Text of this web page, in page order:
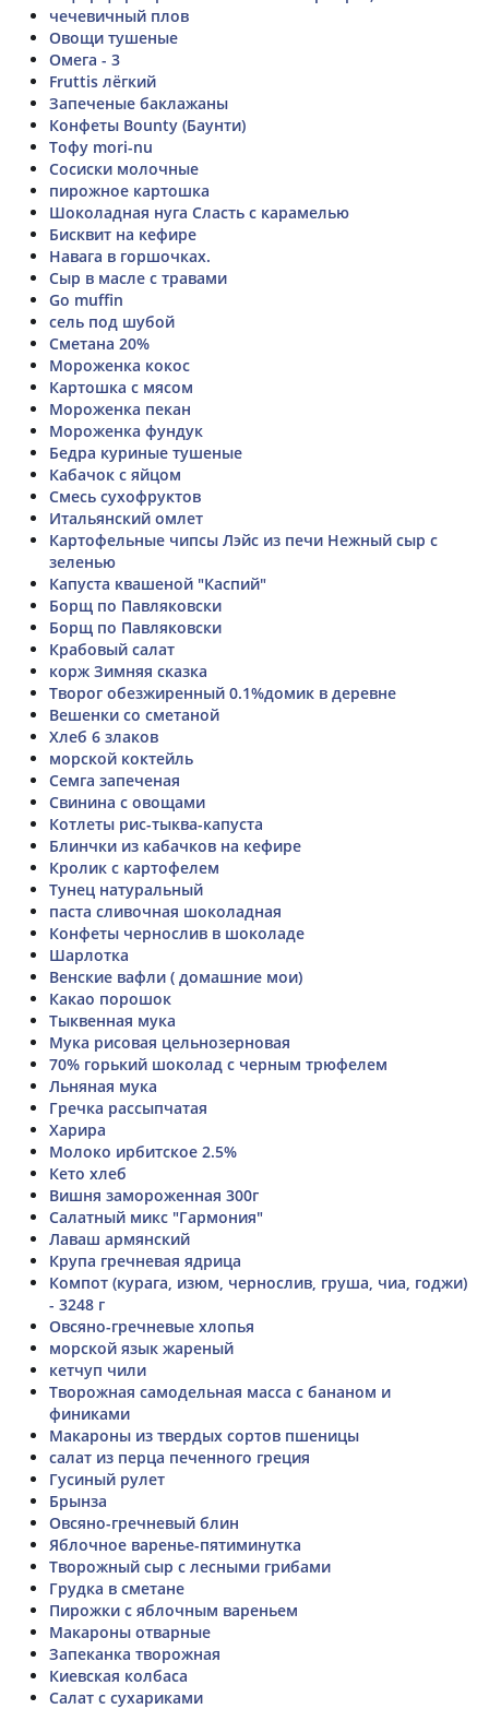
чечевичный плов
Овощи тушеные
Омега - 3
Fruttis лёгкий
Запеченые баклажаны
Конфеты Bounty (Баунти)
Тофу mori-nu
Сосиски молочные
пирожное картошка
Шоколадная нуга Сласть с карамелью
Бисквит на кефире
Навага в горшочках.
Сыр в масле с травами
Go muffin
сель под шубой
Сметана 20%
Мороженка кокос
Картошка с мясом
Мороженка пекан
Мороженка фундук
Бедра куриные тушеные
Кабачок с яйцом
Смесь сухофруктов
Итальянский омлет
Картофельные чипсы Лэйс из печи Нежный сыр с
зеленью
Капуста квашеной "Каспий"
Борщ по Павляковски
Борщ по Павляковски
Крабовый салат
корж Зимняя сказка
Творог обезжиренный 0.1%домик в деревне
Вешенки со сметаной
Хлеб 6 злаков
морской коктейль
Семга запеченая
Свинина с овощами
Котлеты рис-тыква-капуста
Блинчки из кабачков на кефире
Кролик с картофелем
Тунец натуральный
паста сливочная шоколадная
Конфеты чернослив в шоколаде
Шарлотка
Венские вафли ( домашние мои)
Какао порошок
Тыквенная мука
Мука рисовая цельнозерновая
70% горький шоколад с черным трюфелем
Льняная мука
Гречка рассыпчатая
Харира
Молоко ирбитское 2.5%
Кето хлеб
Вишня замороженная 300г
Салатный микс "Гармония"
Лаваш армянский
Крупа гречневая ядрица
Компот (курага, изюм, чернослив, груша, чиа, годжи)
- 3248 г
Овсяно-гречневые хлопья
морской язык жареный
кетчуп чили
Творожная самодельная масса с бананом и
финиками
Макароны из твердых сортов пшеницы
салат из перца печенного греция
Гусиный рулет
Брынза
Овсяно-гречневый блин
Яблочное варенье-пятиминутка
Творожный сыр с лесными грибами
Грудка в сметане
Пирожки с яблочным вареньем
Макароны отварные
Запеканка творожная
Киевская колбаса
Салат с сухариками